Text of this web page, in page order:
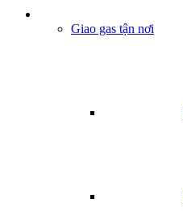
Giao gas tận nơi